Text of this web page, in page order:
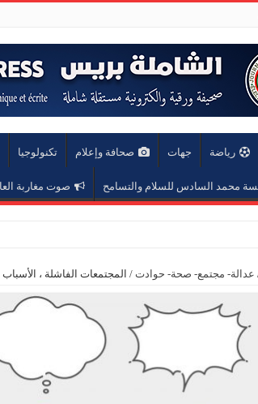
رياضة جهات صحافة وإعلام تكنولوجيا
محمد السادس للسلام والتسامح صوت مغاربة
عدالة- مجتمع- صحة- حوادت / المجتمعات الفاشلة ، الأسباب